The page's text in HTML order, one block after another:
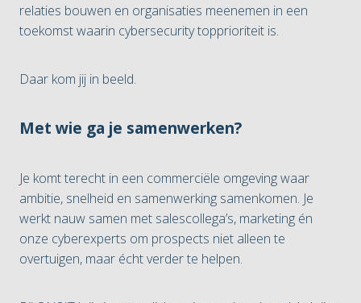
relaties bouwen en organisaties meenemen in een
toekomst waarin cybersecurity topprioriteit is.
Daar kom jij in beeld.
Met wie ga je samenwerken?
Je komt terecht in een commerciële omgeving waar
ambitie, snelheid en samenwerking samenkomen. Je
werkt nauw samen met salescollega’s, marketing én
onze cyberexperts om prospects niet alleen te
overtuigen, maar écht verder te helpen.